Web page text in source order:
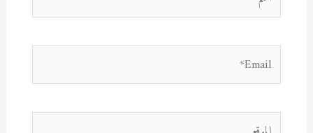
الموقع